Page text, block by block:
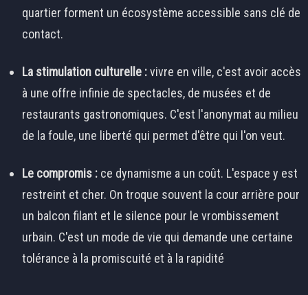
quartier forment un écosystème accessible sans clé de
contact.
La stimulation culturelle :vivre en ville, c'est avoir accès
à une offre infinie de spectacles, de musées et de
restaurants gastronomiques. C'est l'anonymat au milieu
de la foule, une liberté qui permet d'être qui l'on veut.
Le compromis : ce dynamisme a un coût. L'espace y est
restreint et cher. On troque souvent la cour arrière pour
un balcon filant et le silence pour le vrombissement
urbain. C'est un mode de vie qui demande une certaine
tolérance à la promiscuité et à la rapidité